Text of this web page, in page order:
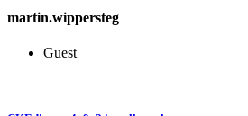
martin.wippersteg
Guest